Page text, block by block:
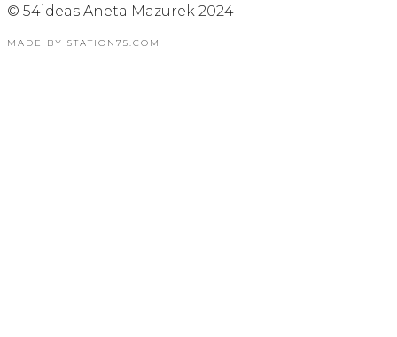
© 54ideas Aneta Mazurek 2024
MADE BY STATION75.COM